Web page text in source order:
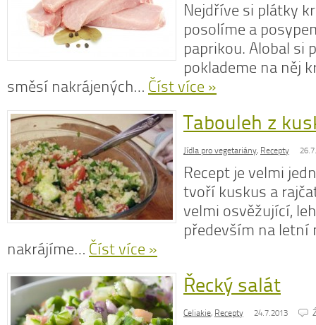
Nejdříve si plátky
posolíme a
paprikou. Alobal si
poklademe na něj
směsí nakrájených… Číst více »
Tabouleh z
Jídla pro vegetariány, Recepty
Recept je velmi
tvoří kuskus a
velmi osvěžující,
především na letní
nakrájíme… Číst více »
Řecký salát
Celiakie, Recepty 24.7.2013